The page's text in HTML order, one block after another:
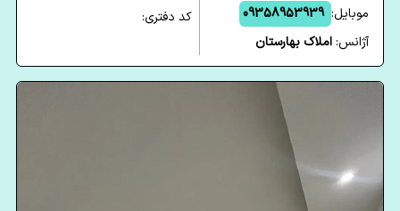
موبایل: 09358953939
آژانس:املاک بهارستان
کد دفتری: